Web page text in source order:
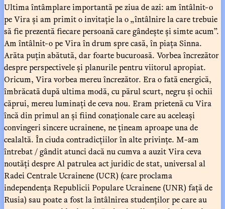
Ultima întâmplare importantă pe ziua de azi: am întâlnit-o
pe Vira și am primit o invitație la o „întâlnire la care trebuie
să fie prezentă fiecare persoană care gândește și simte acum”.
Am întâlnit-o pe Vira în drum spre casă, în piața Sinna.
Arăta puțin abătută, dar foarte bucuroasă. Vorbea încrezător
despre perspectivele și planurile pentru viitorul apropiat.
Oricum, Vira vorbea mereu încrezător. Era o fată energică,
îmbrăcată după ultima modă, cu părul scurt, negru și ochii
căprui, mereu luminați de ceva nou. Eram prietenă cu Vira
încă din primul an și fiind conaționale care au aceleași
convingeri sincere ucrainene, ne țineam aproape una de
cealaltă. În ciuda contradicțiilor în alte privințe. M-am
întrebat / gândit atunci dacă nu cumva a auzit Vira ceva
noutăți despre Al patrulea act juridic de stat, universal al
Radei Centrale Ucrainene (UCR) (care proclama
independența Republicii Populare Ucrainene (UNR) față de
Rusia) sau poate a fost la întâlnirea studenților pe care au